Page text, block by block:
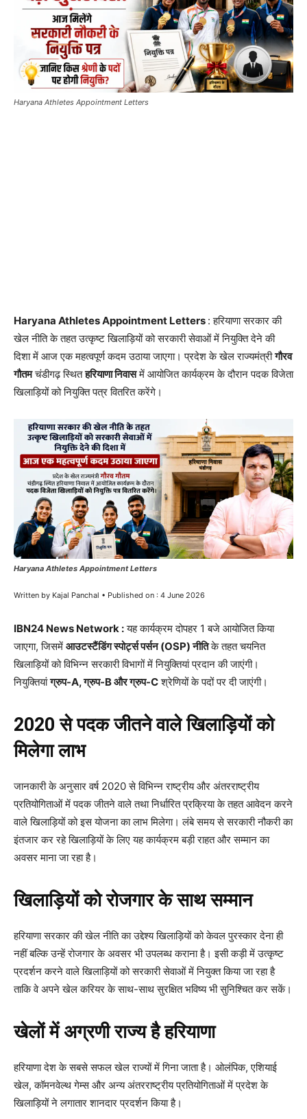
Haryana Athletes Appointment Letters
Haryana Athletes Appointment Letters : हरियाणा सरकार की
खेल नीति के तहत उत्कृष्ट खिलाड़ियों को सरकारी सेवाओं में नियुक्ति देने की
दिशा में आज एक महत्वपूर्ण कदम उठाया जाएगा। प्रदेश के खेल राज्यमंत्रीगौरव
गौतमचंडीगढ़ स्थितहरियाणा निवासमें आयोजित कार्यक्रम के दौरान पदक विजेता
खिलाड़ियों को नियुक्ति पत्र वितरित करेंगे।
Haryana Athletes Appointment Letters
Written by Kajal Panchal • Published on : 4 June 2026
IBN24 News Network :यह कार्यक्रम दोपहर 1 बजे आयोजित किया
जाएगा, जिसमें आउटस्टैंडिंग स्पोर्ट्स पर्सन (OSP) नीतिके तहत चयनित
खिलाड़ियों को विभिन्न सरकारी विभागों में नियुक्तियां प्रदान की जाएंगी।
नियुक्तियांग्रुप-A, ग्रुप-B और ग्रुप-Cश्रेणियों के पदों पर दी जाएंगी।
2020 से पदक जीतने वाले खिलाड़ियों को
मिलेगा लाभ
जानकारी के अनुसार वर्ष 2020 से विभिन्न राष्ट्रीय और अंतरराष्ट्रीय
प्रतियोगिताओं में पदक जीतने वाले तथा निर्धारित प्रक्रिया के तहत आवेदन करने
वाले खिलाड़ियों को इस योजना का लाभ मिलेगा। लंबे समय से सरकारी नौकरी का
इंतजार कर रहे खिलाड़ियों के लिए यह कार्यक्रम बड़ी राहत और सम्मान का
अवसर माना जा रहा है।
खिलाड़ियों को रोजगार के साथ सम्मान
हरियाणा सरकार की खेल नीति का उद्देश्य खिलाड़ियों को केवल पुरस्कार देना ही
नहीं बल्कि उन्हें रोजगार के अवसर भी उपलब्ध कराना है। इसी कड़ी में उत्कृष्ट
प्रदर्शन करने वाले खिलाड़ियों को सरकारी सेवाओं में नियुक्त किया जा रहा है
ताकि वे अपने खेल करियर के साथ-साथ सुरक्षित भविष्य भी सुनिश्चित कर सकें।
खेलों में अग्रणी राज्य है हरियाणा
हरियाणा देश के सबसे सफल खेल राज्यों में गिना जाता है। ओलंपिक, एशियाई
खेल, कॉमनवेल्थ गेम्स और अन्य अंतरराष्ट्रीय प्रतियोगिताओं में प्रदेश के
खिलाड़ियों ने लगातार शानदार प्रदर्शन किया है।